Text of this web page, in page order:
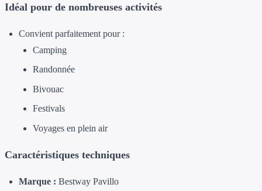
Idéal pour de nombreuses activités
Convient parfaitement pour :
Camping
Randonnée
Bivouac
Festivals
Voyages en plein air
Caractéristiques techniques
Marque : Bestway Pavillo